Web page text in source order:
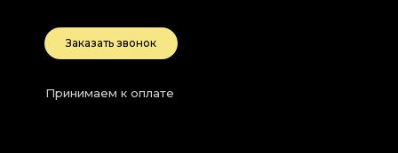
Заказать звонок
Принимаем к оплате